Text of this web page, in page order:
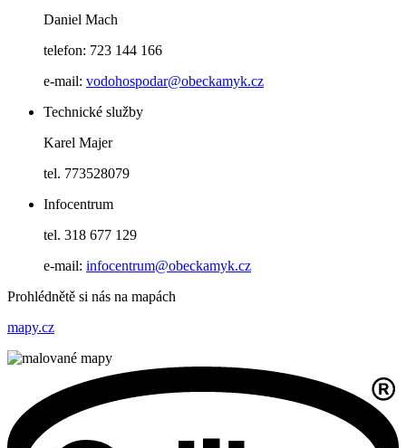
Daniel Mach
telefon: 723 144 166
e-mail: vodohospodar@obeckamyk.cz
Technické služby
Karel Majer
tel. 773528079
Infocentrum
tel. 318 677 129
e-mail: infocentrum@obeckamyk.cz
Prohlédnětě si nás na mapách
mapy.cz